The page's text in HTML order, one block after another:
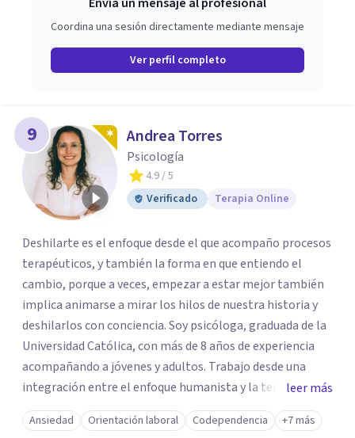
Coordina una sesión directamente mediante mensaje
Ver perfil completo
9 Andrea Torres
Psicología
4.9/ 5
Verificado
Terapia Online
Deshilarte es el enfoque desde el que acompaño procesos
terapéuticos, y también la forma en que entiendo el
cambio, porque a veces, empezar a estar mejor también
implica animarse a mirar los hilos de nuestra historia y
deshilarlos con conciencia. Soy psicóloga, graduada de la
Universidad Católica, con más de 8 años de experiencia
acompañando a jóvenes y adultos. Trabajo desde una
integración entre el enfoque humanista y la terapia
cognitivo-conductual (TCC), combinando una escucha
profunda, empática y sin juicios, con herramientas con
leer más
Ansiedad Orientación laboral Codependencia +7 más